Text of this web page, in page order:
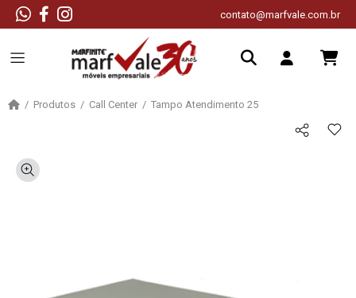
contato@marfvale.com.br
Produtos Call Center Tampo Atendimento 25